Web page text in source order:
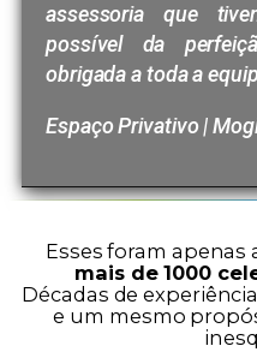
assessoria que
possível da
obrigada a toda a
Espaço Privativo |
Esses foram
mais de 1000
Décadas de
e um mesmo